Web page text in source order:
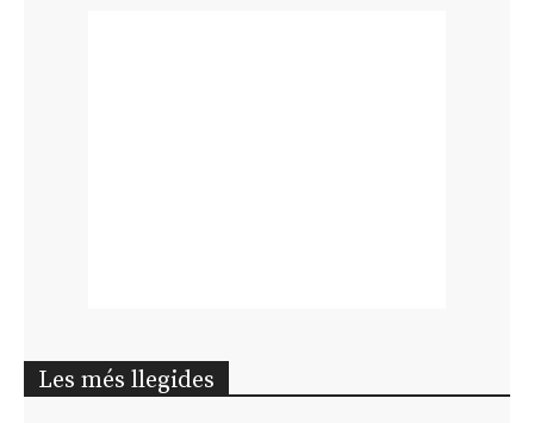
Les més llegides